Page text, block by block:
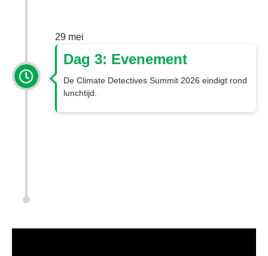
29 mei
Dag 3: Evenement
De Climate Detectives Summit 2026 eindigt rond
lunchtijd.